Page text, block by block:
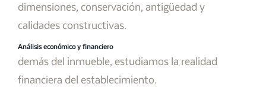
dimensiones, conservación, antigüedad y
calidades constructivas.
Análisis económico y financiero
demás del inmueble, estudiamos la realidad
financiera del establecimiento.